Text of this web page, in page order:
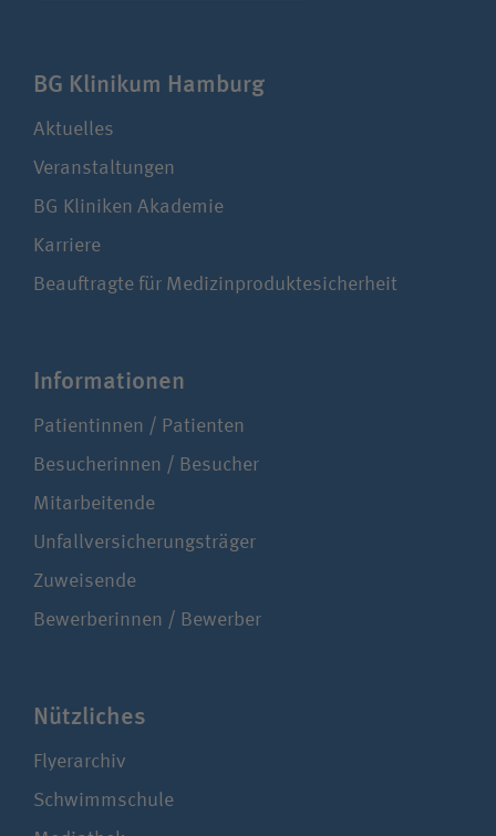
BG Klinikum Hamburg
Aktuelles
Veranstaltungen
BG Kliniken Akademie
Karriere
Beauftragte für Medizinproduktesicherheit
Infor­ma­tionen
Patientinnen / Patienten
Besucherinnen / Besucher
Mitarbeitende
Unfallversicherungsträger
Zuweisende
Bewerberinnen / Bewerber
Nützliches
Flyerarchiv
Schwimmschule